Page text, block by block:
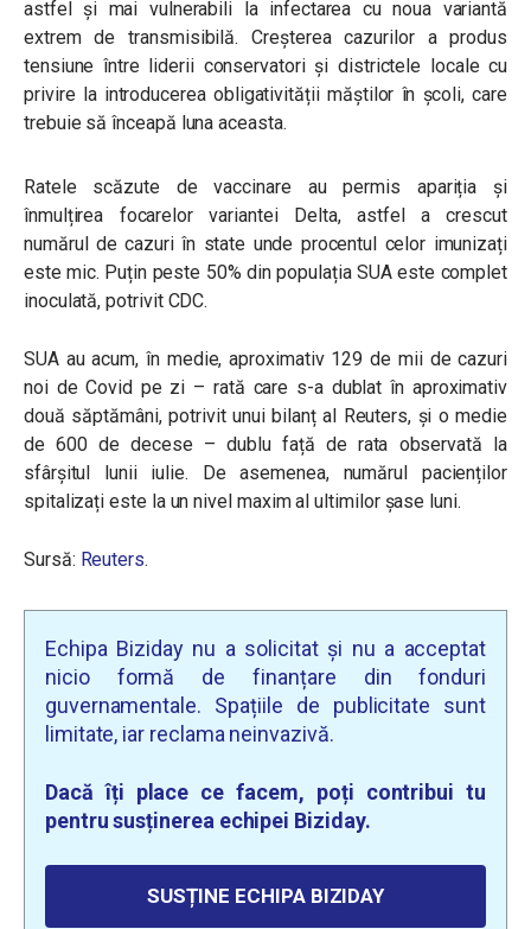
astfel și mai vulnerabili la infectarea cu noua variantă
extrem de transmisibilă. Creșterea cazurilor a produs
tensiune între liderii conservatori și districtele locale cu
privire la introducerea obligativității măștilor în școli, care
trebuie să înceapă luna aceasta.
Ratele scăzute de vaccinare au permis apariția și
înmulțirea focarelor variantei Delta, astfel a crescut
numărul de cazuri în state unde procentul celor imunizați
este mic. Puțin peste 50% din populația SUA este complet
inoculată, potrivit CDC.
SUA au acum, în medie, aproximativ 129 de mii de cazuri
noi de Covid pe zi – rată care s-a dublat în aproximativ
două săptămâni, potrivit unui bilanț al Reuters, și o medie
de 600 de decese – dublu față de rata observată la
sfârșitul lunii iulie. De asemenea, numărul pacienților
spitalizați este la un nivel maxim al ultimilor șase luni.
Sursă: Reuters.
Echipa Biziday nu a solicitat și nu a acceptat
nicio formă de finanțare din fonduri
guvernamentale. Spațiile de publicitate sunt
limitate, iar reclama neinvazivă.
Dacă îți place ce facem, poți contribui tu
pentru susținerea echipei Biziday.
SUSȚINE ECHIPA BIZIDAY